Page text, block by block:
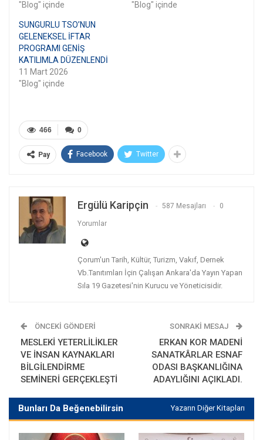
"Blog" içinde "Blog" içinde
SUNGURLU TSO’NUN
GELENEKSEL İFTAR
PROGRAMI GENİŞ
KATILIMLA DÜZENLENDİ
11 Mart 2026
"Blog" içinde
0
466
Pay Facebook Twitter
Ergülü Karipçin 587 Mesajları 0
Yorumlar
Çorum'un Tarih, Kültür, Turizm, Vakıf, Dernek
Vb.Tanıtımları İçin Çalışan Ankara'da Yayın Yapan
Sıla 19 Gazetesi'nin Kurucu ve Yöneticisidir.
ÖNCEKI GÖNDERI
MESLEKİ YETERLİLİKLER
VE İNSAN KAYNAKLARI
BİLGİLENDİRME
SEMİNERİ GERÇEKLEŞTİ
SONRAKI MESAJ
ERKAN KOR MADENİ
SANATKÂRLAR ESNAF
ODASI BAŞKANLIĞINA
ADAYLIĞINI AÇIKLADI.
Bunları Da Beğenebilirsin Yazarın Diğer Kitapları